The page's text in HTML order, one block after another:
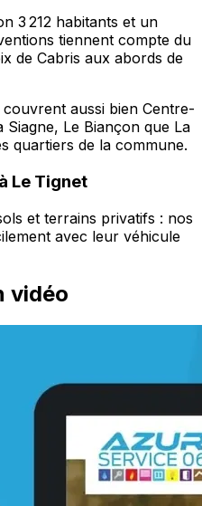
3 212 habitants et un
tiennent compte du
de Cabris aux abords de
aussi bien Centre-
Siagne, Le Biançon que La
quartiers de la commune.
Le Tignet
et terrains privatifs : nos
avec leur véhicule
vidéo